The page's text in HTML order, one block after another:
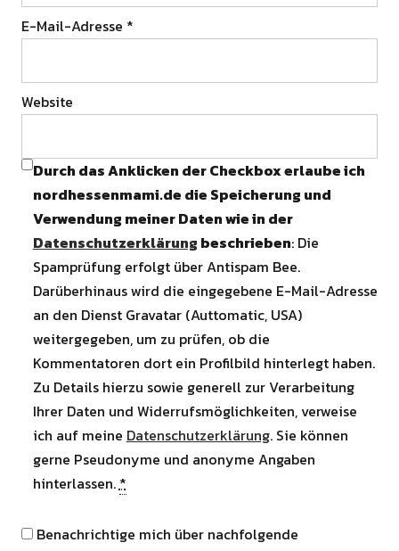
E-Mail-Adresse *
Website
Durch das Anklicken der Checkbox erlaube ich
nordhessenmami.de die Speicherung und
Verwendung meiner Daten wie in der
Datenschutzerklärung beschrieben: Die
Spamprüfung erfolgt über Antispam Bee.
Darüberhinaus wird die eingegebene E-Mail-Adresse
an den Dienst Gravatar (Auttomatic, USA)
weitergegeben, um zu prüfen, ob die
Kommentatoren dort ein Profilbild hinterlegt haben.
Zu Details hierzu sowie generell zur Verarbeitung
Ihrer Daten und Widerrufsmöglichkeiten, verweise
ich auf meine Datenschutzerklärung. Sie können
gerne Pseudonyme und anonyme Angaben
hinterlassen.*
Benachrichtige mich über nachfolgende